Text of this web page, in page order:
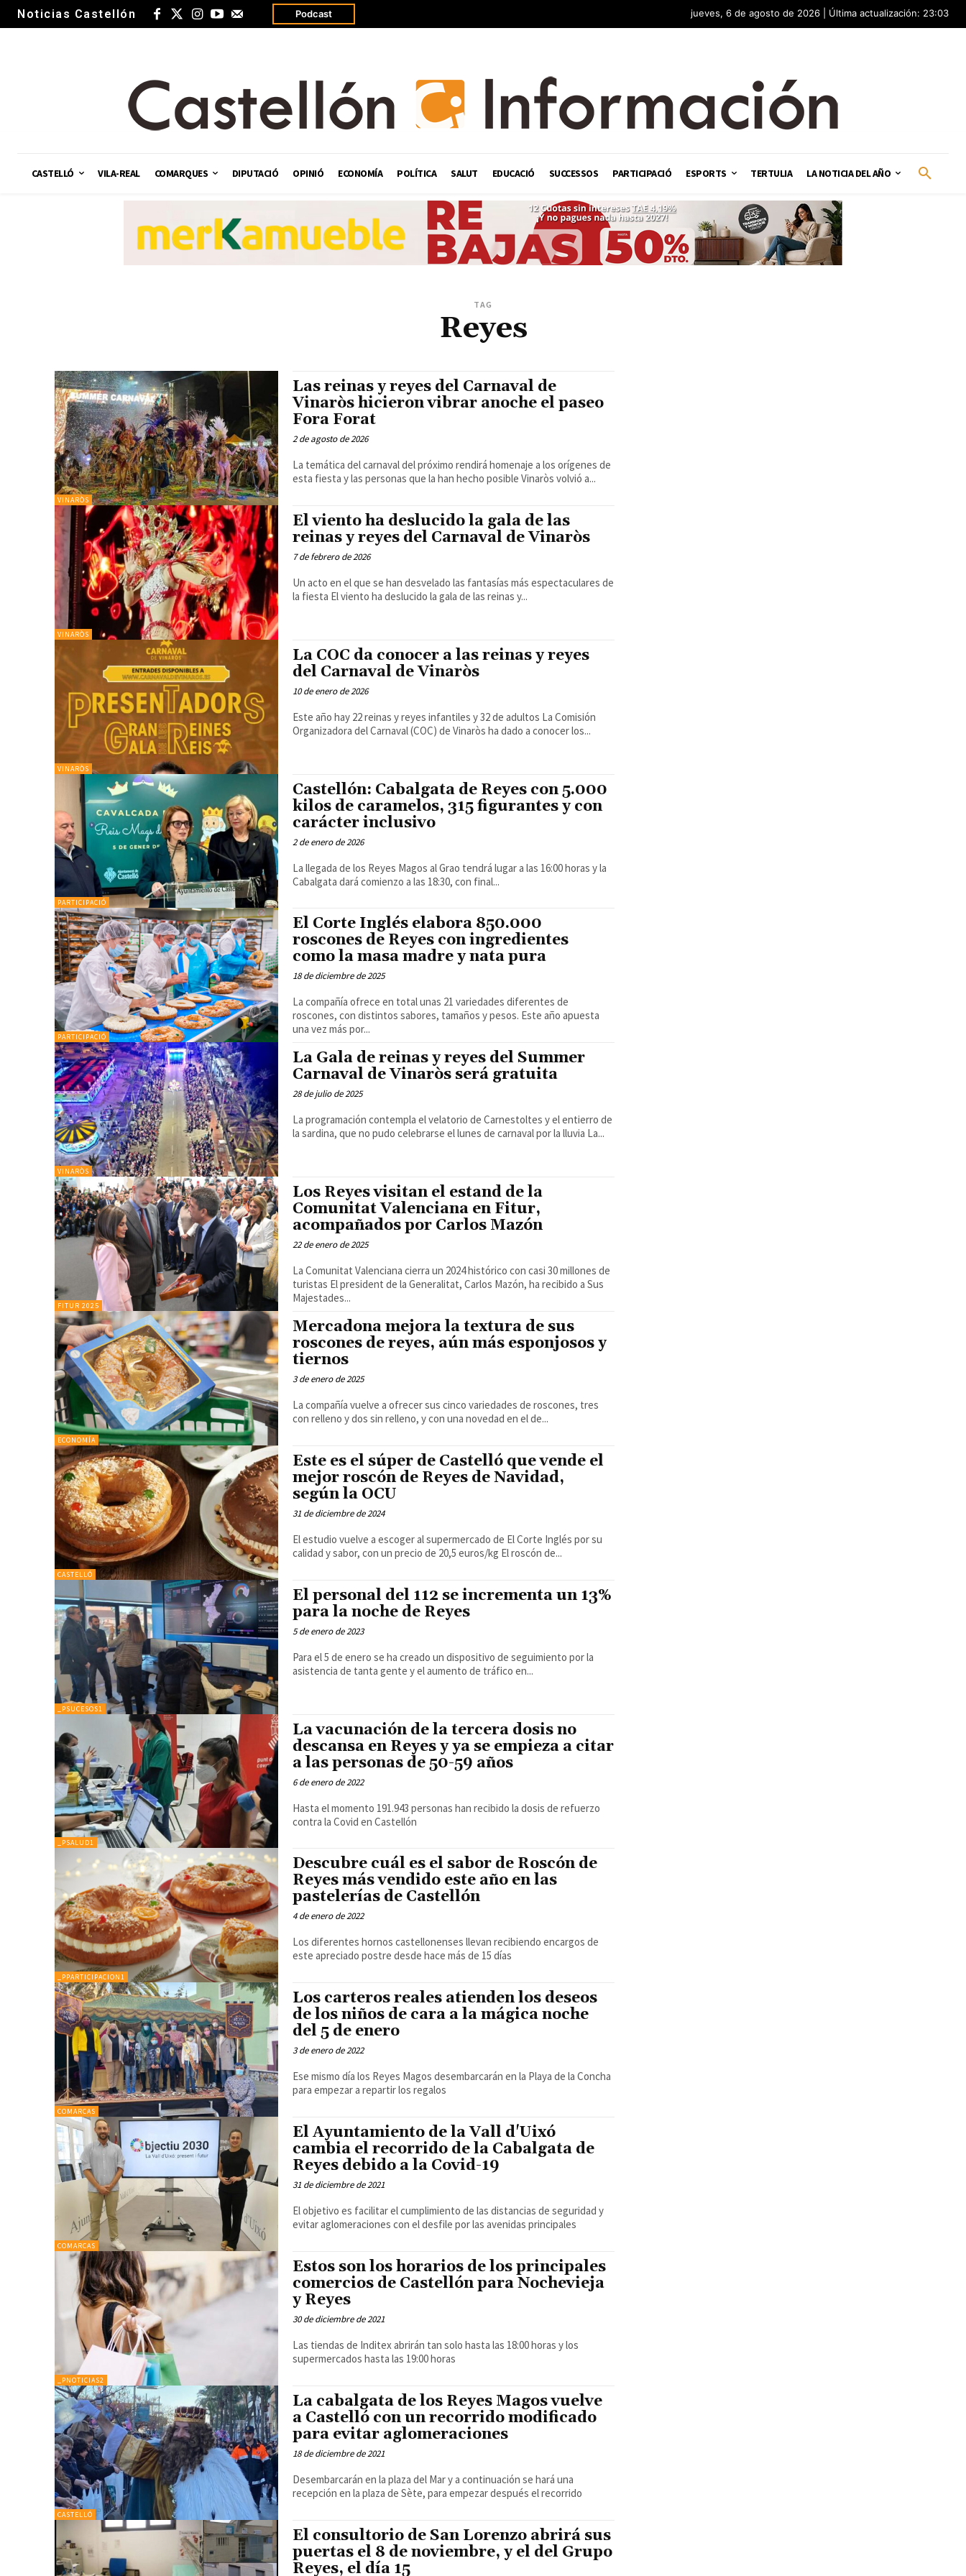
Noticias Castellón Podcast jueves, 6 de agosto de 2026 | Última actualización: 23:03
CASTELLÓ VILA-REAL COMARQUES DIPUTACIÓ OPINIÓ ECONOMÍA POLÍTICA SALUT EDUCACIÓ SUCCESSOS PARTICIPACIÓ ESPORTS TERTULIA LA NOTICIA DEL AÑO
TAG
Reyes
VINARÒS
Las reinas y reyes del Carnaval de
Vinaròs hicieron vibrar anoche el paseo
Fora Forat
2 de agosto de 2026
La temática del carnaval del próximo rendirá homenaje a los orígenes de
esta fiesta y las personas que la han hecho posible Vinaròs volvió a...
VINARÒS
El viento ha deslucido la gala de las
reinas y reyes del Carnaval de Vinaròs
7 de febrero de 2026
Un acto en el que se han desvelado las fantasías más espectaculares de
la fiesta El viento ha deslucido la gala de las reinas y...
VINARÒS
La COC da conocer a las reinas y reyes
del Carnaval de Vinaròs
10 de enero de 2026
Este año hay 22 reinas y reyes infantiles y 32 de adultos La Comisión
Organizadora del Carnaval (COC) de Vinaròs ha dado a conocer los...
PARTICIPACIÓ
Castellón: Cabalgata de Reyes con 5.000
kilos de caramelos, 315 figurantes y con
carácter inclusivo
2 de enero de 2026
La llegada de los Reyes Magos al Grao tendrá lugar a las 16:00 horas y la
Cabalgata dará comienzo a las 18:30, con final...
PARTICIPACIÓ
El Corte Inglés elabora 850.000
roscones de Reyes con ingredientes
como la masa madre y nata pura
18 de diciembre de 2025
La compañía ofrece en total unas 21 variedades diferentes de
roscones, con distintos sabores, tamaños y pesos. Este año apuesta
una vez más por...
VINARÒS
La Gala de reinas y reyes del Summer
Carnaval de Vinaròs será gratuita
28 de julio de 2025
La programación contempla el velatorio de Carnestoltes y el entierro de
la sardina, que no pudo celebrarse el lunes de carnaval por la lluvia La...
FITUR 2025
Los Reyes visitan el estand de la
Comunitat Valenciana en Fitur,
acompañados por Carlos Mazón
22 de enero de 2025
La Comunitat Valenciana cierra un 2024 histórico con casi 30 millones de
turistas El president de la Generalitat, Carlos Mazón, ha recibido a Sus
Majestades...
ECONOMÍA
Mercadona mejora la textura de sus
roscones de reyes, aún más esponjosos y
tiernos
3 de enero de 2025
La compañía vuelve a ofrecer sus cinco variedades de roscones, tres
con relleno y dos sin relleno, y con una novedad en el de...
CASTELLÓ
Este es el súper de Castelló que vende el
mejor roscón de Reyes de Navidad,
según la OCU
31 de diciembre de 2024
El estudio vuelve a escoger al supermercado de El Corte Inglés por su
calidad y sabor, con un precio de 20,5 euros/kg El roscón de...
_PSUCESOS1
El personal del 112 se incrementa un 13%
para la noche de Reyes
5 de enero de 2023
Para el 5 de enero se ha creado un dispositivo de seguimiento por la
asistencia de tanta gente y el aumento de tráfico en...
_PSALUD1
La vacunación de la tercera dosis no
descansa en Reyes y ya se empieza a citar
a las personas de 50-59 años
6 de enero de 2022
Hasta el momento 191.943 personas han recibido la dosis de refuerzo
contra la Covid en Castellón
_PPARTICIPACION1
Descubre cuál es el sabor de Roscón de
Reyes más vendido este año en las
pastelerías de Castellón
4 de enero de 2022
Los diferentes hornos castellonenses llevan recibiendo encargos de
este apreciado postre desde hace más de 15 días
COMARCAS
Los carteros reales atienden los deseos
de los niños de cara a la mágica noche
del 5 de enero
3 de enero de 2022
Ese mismo día los Reyes Magos desembarcarán en la Playa de la Concha
para empezar a repartir los regalos
COMARCAS
El Ayuntamiento de la Vall d'Uixó
cambia el recorrido de la Cabalgata de
Reyes debido a la Covid-19
31 de diciembre de 2021
El objetivo es facilitar el cumplimiento de las distancias de seguridad y
evitar aglomeraciones con el desfile por las avenidas principales
_PNOTICIAS2
Estos son los horarios de los principales
comercios de Castellón para Nochevieja
y Reyes
30 de diciembre de 2021
Las tiendas de Inditex abrirán tan solo hasta las 18:00 horas y los
supermercados hasta las 19:00 horas
CASTELLÓ
La cabalgata de los Reyes Magos vuelve
a Castelló con un recorrido modificado
para evitar aglomeraciones
18 de diciembre de 2021
Desembarcarán en la plaza del Mar y a continuación se hará una
recepción en la plaza de Sète, para empezar después el recorrido
El consultorio de San Lorenzo abrirá sus
puertas el 8 de noviembre, y el del Grupo
Reyes, el día 15